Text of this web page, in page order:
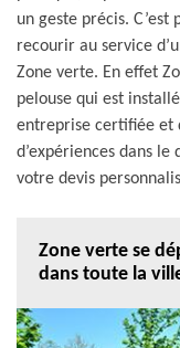
un geste précis.
recourir au service
Zone verte. En effet
pelouse qui est
entreprise certifiée et
d’expériences dans
votre devis
Zone verte se
dans toute la